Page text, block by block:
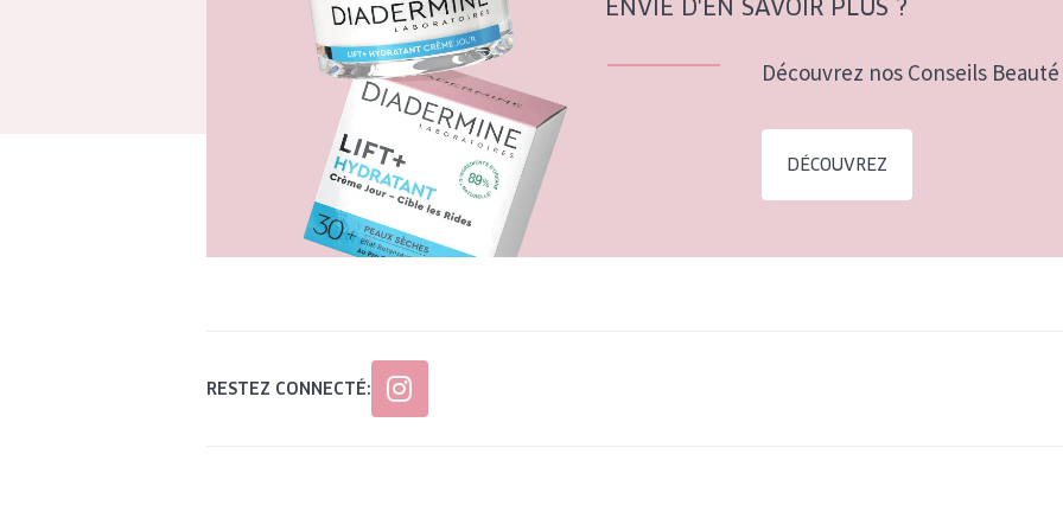
ENVIE D'EN SAVOIR PLUS ?
Découvrez nos Conseils
DÉCOUVREZ
RESTEZ CONNECTÉ: